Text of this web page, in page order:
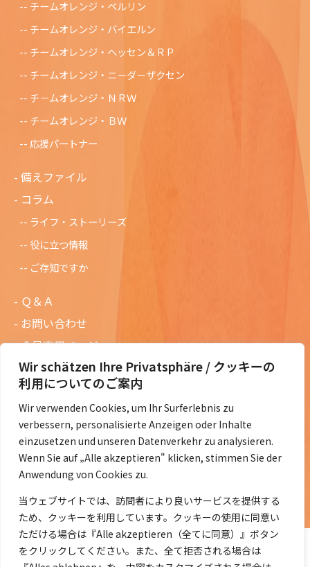
Wir schätzen Ihre Privatsphäre / クッキーの
利用についてのご案内
Wir verwenden Cookies, um Ihr Surferlebnis zu
verbessern, personalisierte Anzeigen oder Inhalte
einzusetzen und unseren Datenverkehr zu analysieren.
Wenn Sie auf „Alle akzeptieren" klicken, stimmen Sie der
Anwendung von Cookies zu.
当ウェブサイトでは、訪問者により良いサービスを提供する
ため、クッキーを利用しています。クッキーの使用に同意い
ただける場合は『Alle akzeptieren（全てに同意）』ボタン
をクリックしてください。また、全て拒否される場合は
チームオレンジ・ベルリン
チームオレンジ・バイエルン
チームオレンジ・ヘッセン＆ＲＰ
チームオレンジ・ニ－ダ－ザクセン
チ－ムオレンジ・ＮＲＷ
チームオレンジ・ＢＷ
応援パートナー
備えファイル
コラム
ライフ・ストーリーズ
役に立つ情報
ご存知ですか
Ｑ＆Ａ
お問い合わせ
会員専用ページ
ニュースレターバックナンバー
過去の講演資料
総会議事録
定款・会費規定など
コラムの紹介
コラム一覧